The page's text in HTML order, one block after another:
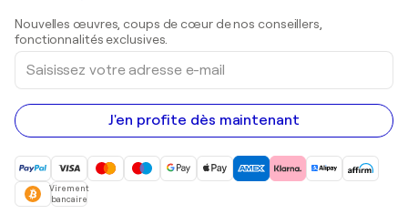
Peintures acryliques
Nouvelles œuvres, coups de cœur de nos conseillers,
fonctionnalités exclusives.
Saisissez
votre
adresse
e-
mail
J'en profite dès maintenant
Virement
bancaire